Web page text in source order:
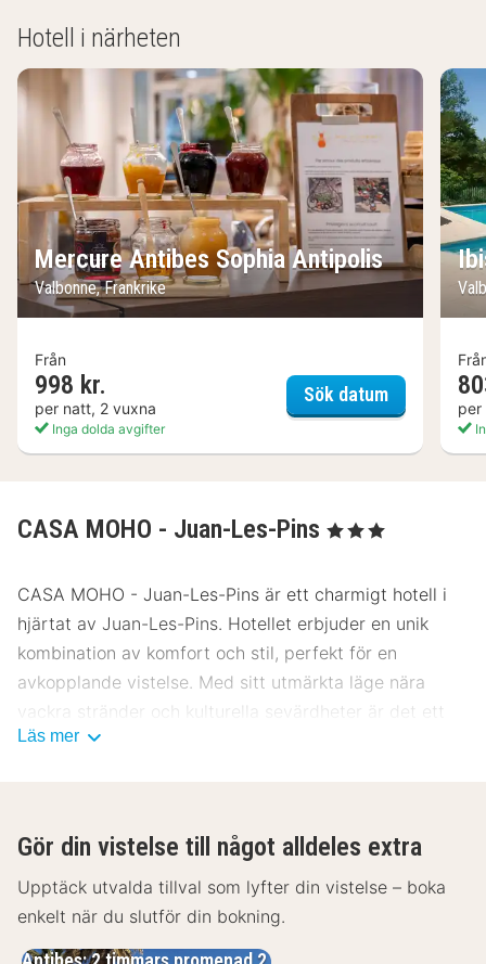
Hotell i närheten
Mercure Antibes Sophia Antipolis
Valbonne, Frankrike
Från
998 kr.
per natt, 2 vuxna
Inga dolda avgifter
Sök datumMercure
per
CASA MOHO - Juan-Les-Pins , 3 Stjärnor
CASA MOHO - Juan-Les-Pins är ett charmigt hotell i
hjärtat av Juan-Les-Pins. Hotellet erbjuder en unik
kombination av komfort och stil, perfekt för en
avkopplande vistelse. Med sitt utmärkta läge nära
vackra stränder och kulturella sevärdheter är det ett
idealiskt val för resenärer som vill uppleva det bästa
CASA MOHO - Juan-Les-Pins ligger centralt, bara ett
stenkast från stadens livliga torg och vackra stränder.
Området är känt för sina pittoreska gator och närhet
Läs mer
Gör din vistelse till något alldeles extra
Upptäck utvalda tillval som lyfter din vistelse – boka
enkelt när du slutför din bokning.